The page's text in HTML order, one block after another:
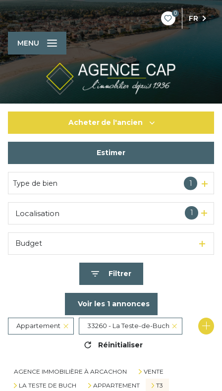
0
FR
MENU
Acheter de l'ancien
De l'immo pro
Estimer
Type de bien 1
1
Localisation
Budget
Filtrer
Voir les 1annonces
Appartement 33260 - La Teste-de-Buch
Réinitialiser
AGENCE IMMOBILIÈRE À ARCACHON
VENTE
LA TESTE DE BUCH
APPARTEMENT T3